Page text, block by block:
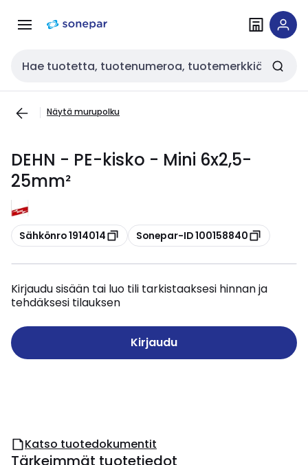
navigointiinsisältöön
Haku
Näytä murupolku
DEHN - PE-kisko - Mini 6x2,5-
25mm²
Kopioi
Sähkönro 1914014 Kopioi
Sonepar-ID 100158840
Kirjaudu sisään tai luo tili tarkistaaksesi hinnan ja
tehdäksesi tilauksen
Kirjaudu
Katso tuotedokumentit
Tärkeimmät tuotetiedot